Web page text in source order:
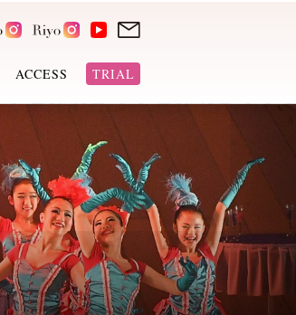
ACCESS TRIAL